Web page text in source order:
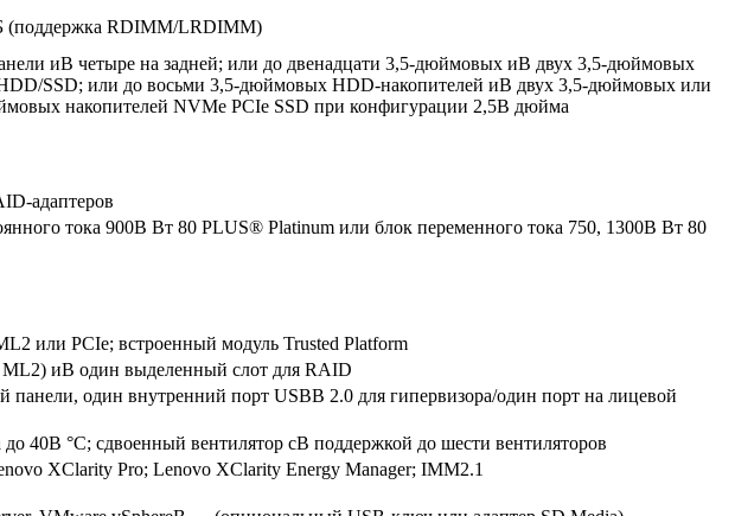
RDIMM/LRDIMM)
иВ четыре на задней; или до двенадцати 3,5-дюймовых иВ двух 3,5-дюймовых
SSD; или до восьми 3,5-дюймовых HDD-накопителей иВ двух 3,5-дюймовых или
накопителей NVMe PCIe SSD при конфигурации 2,5В дюйма
адаптеров
тока 900В Вт 80 PLUS® Platinum или блок переменного тока 750, 1300В Вт 80
или PCIe; встроенный модуль Trusted Platform
иВ один выделенный слот для RAID
один внутренний порт USBВ 2.0 для гипервизора/один порт на лицевой
40В °C; сдвоенный вентилятор сВ поддержкой до шести вентиляторов
XClarity Pro; Lenovo XClarity Energy Manager; IMM2.1